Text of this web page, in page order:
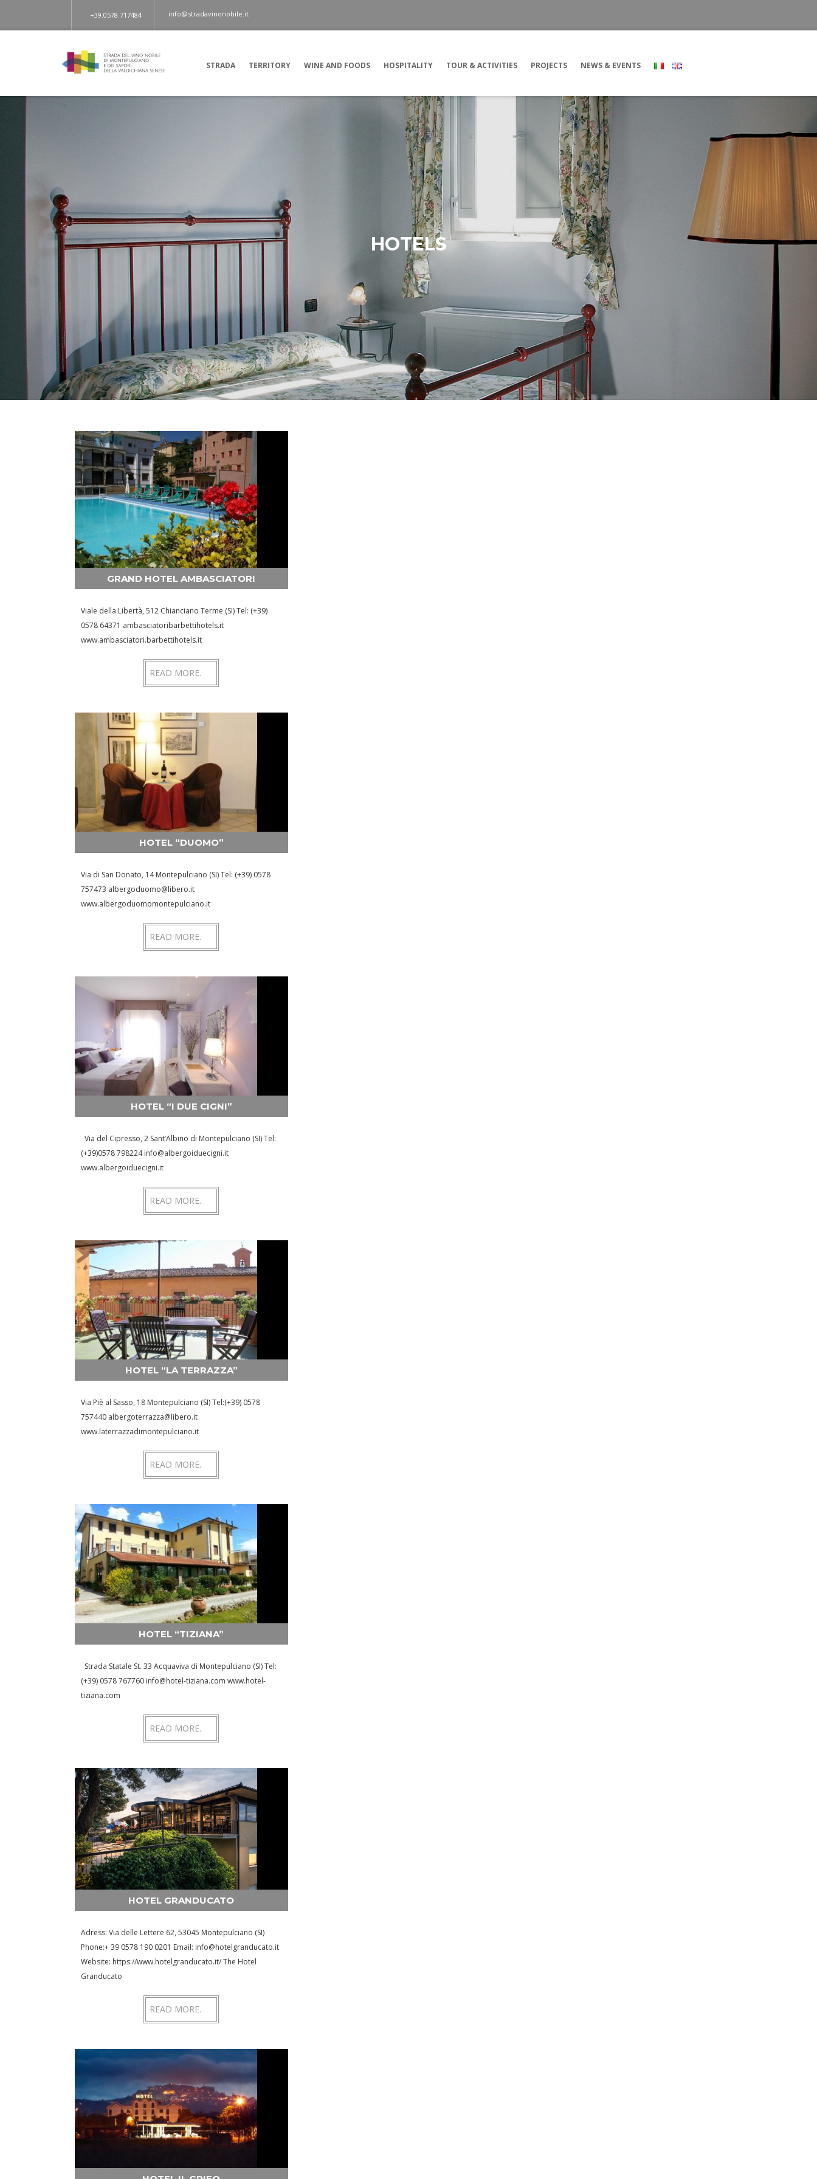
+39.0578.717484 info@stradavinonobile.it
STRADA TERRITORY WINE AND FOODS HOSPITALITY TOUR & ACTIVITIES PROJECTS NEWS & EVENTS
HOTELS
GRAND HOTEL AMBASCIATORI
Viale della Libertà, 512 Chianciano Terme (SI) Tel: (+39)
0578 64371 ambasciatoribarbettihotels.it
www.ambasciatori.barbettihotels.it
READ MORE.
HOTEL “DUOMO”
Via di San Donato, 14 Montepulciano (SI) Tel: (+39) 0578
757473 albergoduomo@libero.it
www.albergoduomomontepulciano.it
READ MORE.
HOTEL “I DUE CIGNI”
Via del Cipresso, 2 Sant’Albino di Montepulciano (SI) Tel:
(+39)0578 798224 info@albergoiduecigni.it
www.albergoiduecigni.it
READ MORE.
HOTEL “LA TERRAZZA”
Via Piè al Sasso, 18 Montepulciano (SI) Tel:(+39) 0578
757440 albergoterrazza@libero.it
www.laterrazzadimontepulciano.it
READ MORE.
HOTEL “TIZIANA”
Strada Statale St. 33 Acquaviva di Montepulciano (SI) Tel:
(+39) 0578 767760 info@hotel-tiziana.com www.hotel-
tiziana.com
READ MORE.
HOTEL GRANDUCATO
Adress: Via delle Lettere 62, 53045 Montepulciano (SI)
Phone:+ 39 0578 190 0201 Email: info@hotelgranducato.it
Website: https://www.hotelgranducato.it/ The Hotel
Granducato
READ MORE.